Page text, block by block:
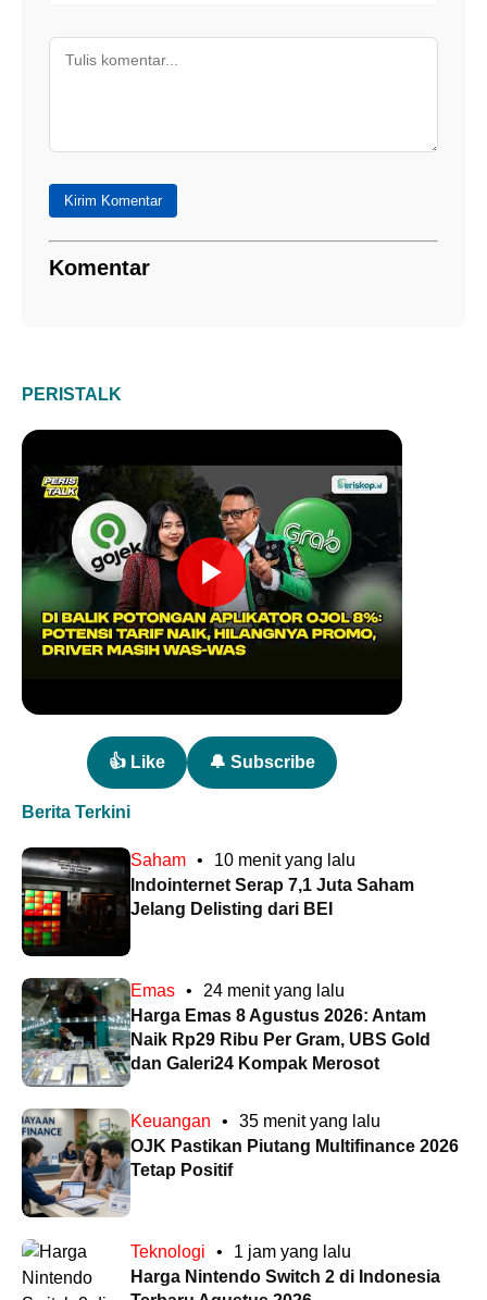
Kirim Komentar
Komentar
PERISTALK
👍 Like 🔔 Subscribe
Berita Terkini
Saham •
10 menit yang lalu
Indointernet Serap 7,1 Juta Saham
Jelang Delisting dari BEI
Emas •
24 menit yang lalu
Harga Emas 8 Agustus 2026: Antam
Naik Rp29 Ribu Per Gram, UBS Gold
dan Galeri24 Kompak Merosot
Keuangan •
35 menit yang lalu
OJK Pastikan Piutang Multifinance 2026
Tetap Positif
Teknologi •
1 jam yang lalu
Harga Nintendo Switch 2 di Indonesia